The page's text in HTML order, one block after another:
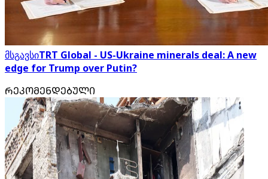
მსგავსიTRT Global - US-Ukraine minerals deal: A new
edge for Trump over Putin?
ᲠᲔᲙᲝᲛᲔᲜᲓᲔᲑᲣᲚᲘ